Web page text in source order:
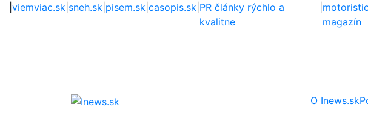
viemviac.sk sneh.sk pisem.sk casopis.sk PR články rýchlo a
kvalitne
magazín
O Inews.sk